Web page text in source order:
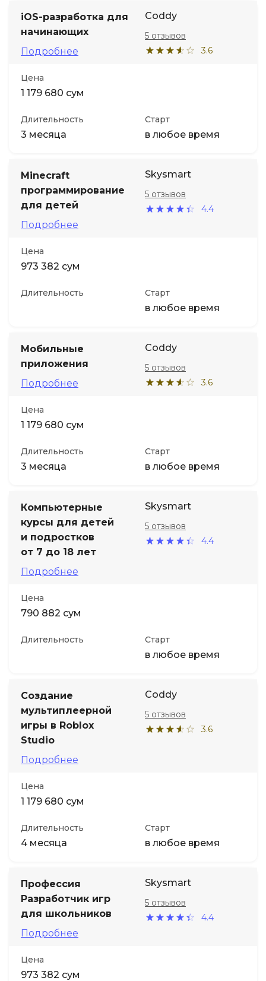
iOS-разработка для
начинающих
Подробнее
Coddy
3.6
5 отзывов
Цена
1 179 680 сум
Длительность
3 месяца
Старт
в любое время
Minecraft
программирование
для детей
Подробнее
Skysmart
4.4
5 отзывов
Цена
973 382 сум
Длительность Старт
в любое время
Мобильные
приложения
Подробнее
Coddy
3.6
5 отзывов
Цена
1 179 680 сум
Длительность
3 месяца
Старт
в любое время
Компьютерные
курсы для детей
и подростков
от 7 до 18 лет
Подробнее
Skysmart
4.4
5 отзывов
Цена
790 882 сум
Длительность Старт
в любое время
Создание
мультиплеерной
игры в Roblox
Studio
Подробнее
Coddy
3.6
5 отзывов
Цена
1 179 680 сум
Длительность
4 месяца
Старт
в любое время
Профессия
Разработчик игр
для школьников
Подробнее
Skysmart
4.4
5 отзывов
Цена
973 382 сум